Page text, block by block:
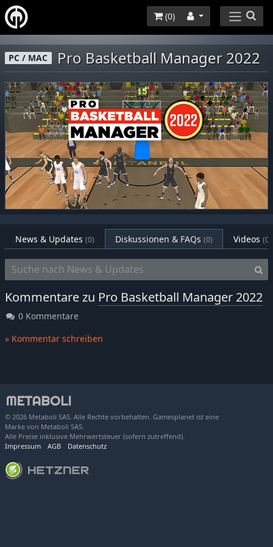
(0)
PC / MAC Pro Basketball Manager 2022
News & Updates (0) Diskussionen & FAQs (0) Videos (0)
Kommentare zu Pro Basketball Manager 2022
0 Kommentare
» Kommentar schreiben
© 2026 Metaboli SAS. Alle Rechte vorbehalten. Gamesplanet ist eine
Marke von Metaboli SAS.
Alle Preise inklusive Mehrwertsteuer (sofern zutreffend).
Impressum
AGB Datenschutz